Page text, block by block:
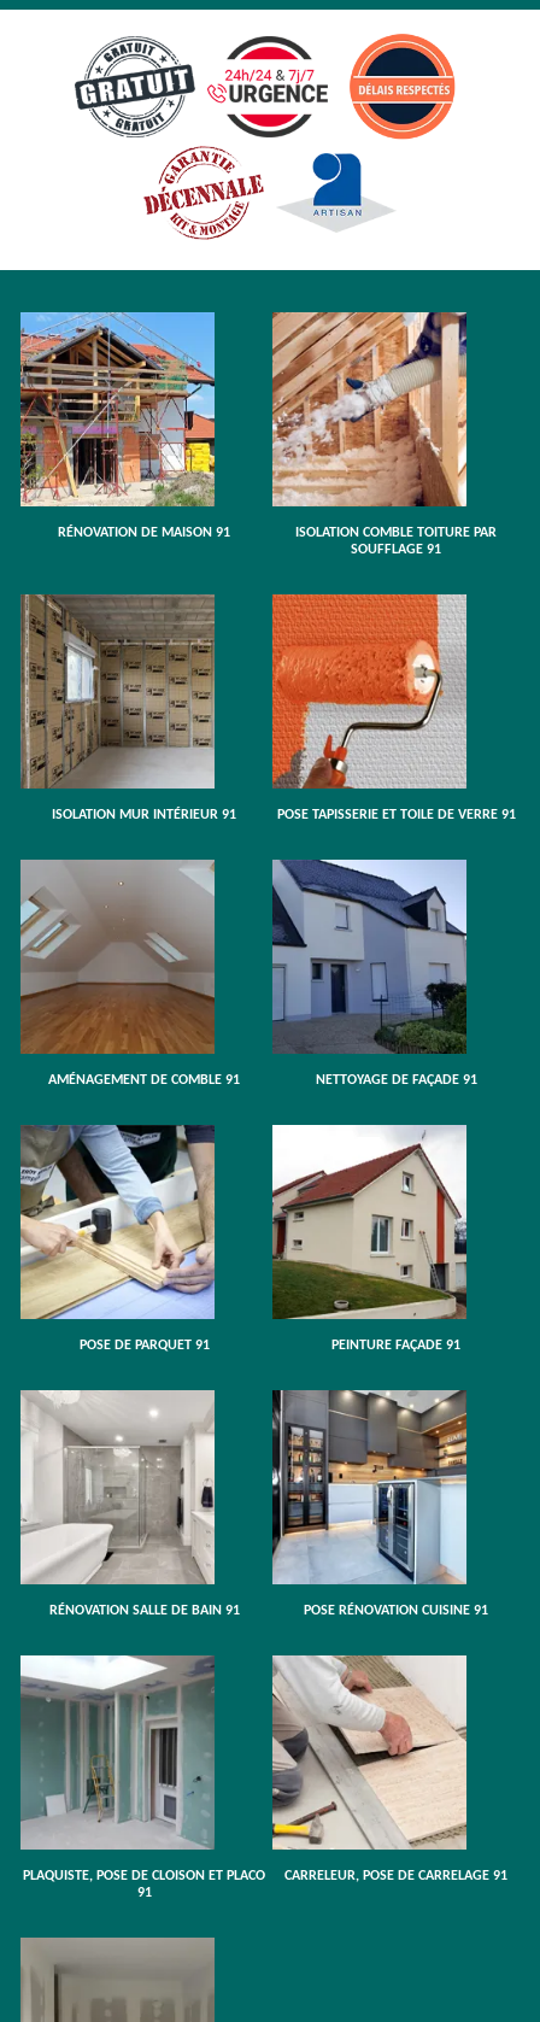
RÉNOVATION DE MAISON 91
ISOLATION COMBLE TOITURE PAR
SOUFFLAGE 91
ISOLATION MUR INTÉRIEUR 91 POSE TAPISSERIE ET TOILE DE VERRE 91
AMÉNAGEMENT DE COMBLE 91 NETTOYAGE DE FAÇADE 91
POSE DE PARQUET 91 PEINTURE FAÇADE 91
RÉNOVATION SALLE DE BAIN 91 POSE RÉNOVATION CUISINE 91
PLAQUISTE, POSE DE CLOISON ET PLACO
91
CARRELEUR, POSE DE CARRELAGE 91